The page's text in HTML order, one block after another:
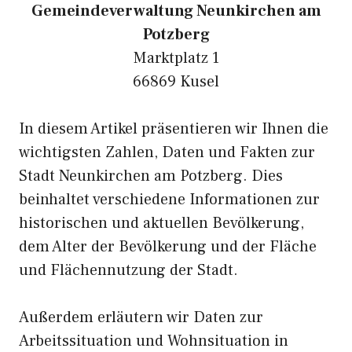
Gemeindeverwaltung Neunkirchen am
Potzberg
Marktplatz 1
66869 Kusel
In diesem Artikel präsentieren wir Ihnen die
wichtigsten Zahlen, Daten und Fakten zur
Stadt Neunkirchen am Potzberg. Dies
beinhaltet verschiedene Informationen zur
historischen und aktuellen Bevölkerung,
dem Alter der Bevölkerung und der Fläche
und Flächennutzung der Stadt.
Außerdem erläutern wir Daten zur
Arbeitssituation und Wohnsituation in